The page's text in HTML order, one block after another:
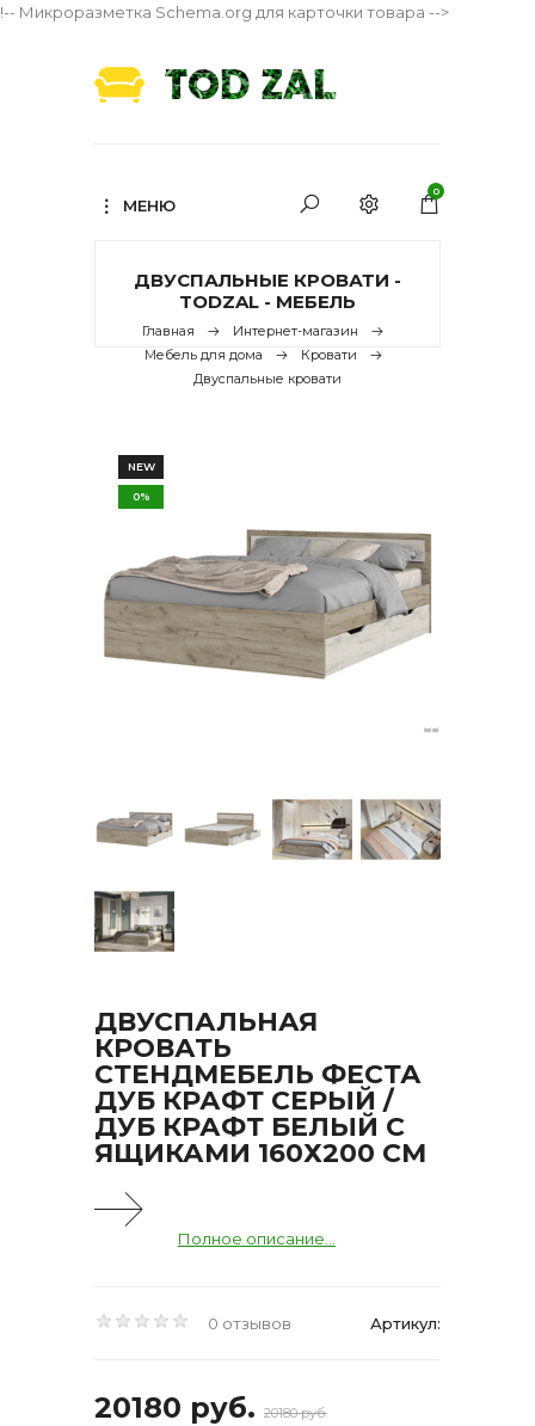
!-- Микроразметка Schema.org для карточки товара -->
МЕНЮ
0
ДВУСПАЛЬНЫЕ КРОВАТИ -
TODZAL - МЕБЕЛЬ
Главная
Интернет-магазин
Мебель для дома
Кровати
Двуспальные кровати
NEW
0%
ДВУСПАЛЬНАЯ
КРОВАТЬ
СТЕНДМЕБЕЛЬ ФЕСТА
ДУБ КРАФТ СЕРЫЙ /
ДУБ КРАФТ БЕЛЫЙ С
ЯЩИКАМИ 160Х200 СМ
Полное описание...
0 отзывов Артикул:
20180 руб. 20180 руб.